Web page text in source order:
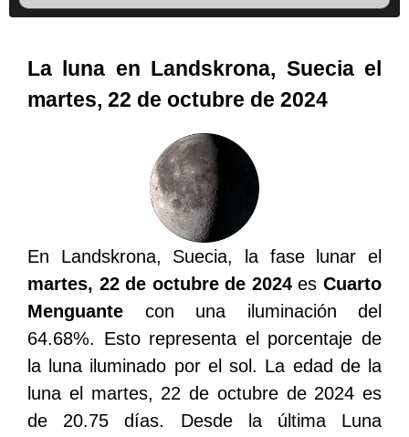
La luna en Landskrona, Suecia el
martes, 22 de octubre de 2024
En Landskrona, Suecia, la fase lunar el
martes, 22 de octubre de 2024esCuarto
Menguante con una iluminación del
64.68%. Esto representa el porcentaje de
la luna iluminado por el sol. La edad de la
luna el martes, 22 de octubre de 2024 es
de 20.75 días. Desde la última Luna